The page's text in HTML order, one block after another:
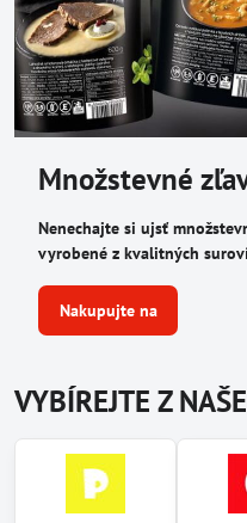
Množstevné
Nenechajte si ujsť
vyrobené z kvalitných
Nakupujte na
VYBÍREJTE Z